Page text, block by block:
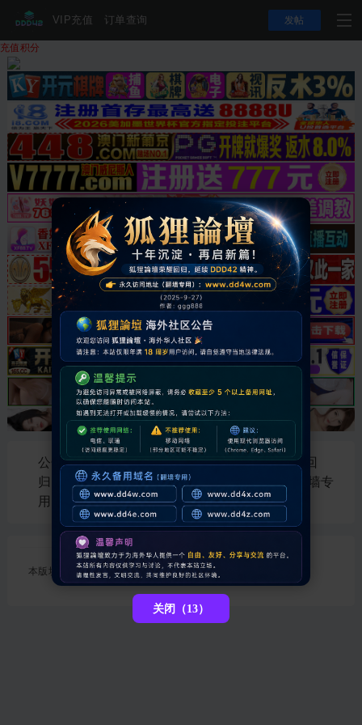
VIP充值 订单查询 发帖
充值积分
公告：🔥 十年沉淀 · 再启新篇！狐狸論壇荣耀回
归，延续 DDD42 精神。👉 永久访问地址（翻墙专
用）：www.dd4w.com
本版块或指定的范围内尚无主题
关闭（13）